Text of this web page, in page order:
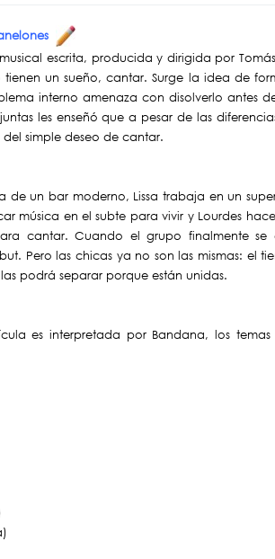
escrita, producida y dirigida por
tienen un sueño, cantar. Surge la idea de
interno amenaza con disolverlo antes
les enseñó que a pesar de las
simple deseo de cantar.
de un bar moderno, Lissa trabaja en un
música en el subte para vivir y Lourdes
cantar. Cuando el grupo finalmente se
Pero las chicas ya no son las mismas: el
podrá separar porque están unidas.
es interpretada por Bandana, los